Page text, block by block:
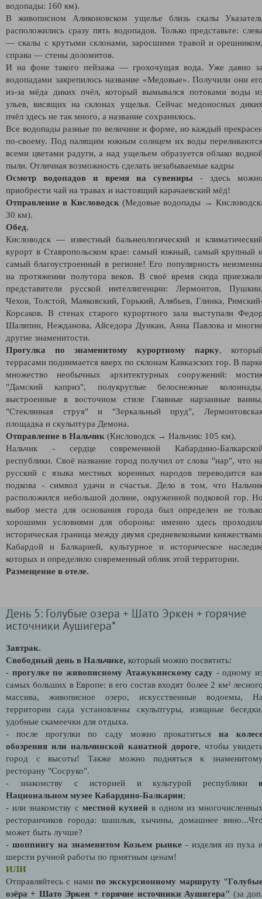
водопады: 160 км).
В живописном Аликоновском ущелье близь скалы
расположились сразу пять водопадов. Только представьте:
— скалы с крутыми склонами, заросшими травой и
справа — стены доломитов.
И на фоне такого пейзажа — грохочущая вода. Уже давно
водопадами закрепилось название «Медовые». Получили они
из-за мёда диких пчёл, который вымывался потоками воды
ульев, висящих на склонах ущелья. Сейчас медоносных
пчёл здесь не так много, а название сохранилось.
Все водопады разные по величине и форме, но каждый
по-своему. Под палящим южным солнцем их воды
всеми цветами радуги, а над ущельем образуется облако
пыли. Отличная возможность сделать незабываемые кадры
Осмотр водопадов и время на сувениры - здесь
приобрести чай на травах и настоящий карачаевский мёд!
Отправление в Кисловодск (Медовые водопады →
30 км).
Обед.
Кисловодск — известный бальнеологический и
курорт в Ставропольском крае: самый южный, самый крупный
самый благоустроенный в регионе! Его популярность
на протяжении полутора веков. В своё время сюда
представители русской интеллигенции: Лермонтов,
Чехов, Толстой, Маяковский, Горький, Алябьев, Глинка,
Корсаков. В стенах старого курортного зала выступали
Шаляпин, Нежданова, Айседора Дункан, Анна Павлова и
другие знаменитости.
Прогулка по знаменитому курортному парку,
террасами поднимается вверх по склонам Кавказских гор. В
множество необычных архитектурных сооружений:
"Дамский каприз", полукруглые белоснежные
выстроенные в восточном стиле Главные нарзанные
"Стеклянная струя" и "Зеркальный пруд",
площадка и скульптура Демона.
Отправление в Нальчик (Кисловодск → Нальчик: 105 км).
Нальчик - сердце современной Кабардино-
республики. Своё название город получил от слова "нар", что
русский с языка местных коренных народов переводится
подкова - символ удачи и счастья. Дело в том, что
расположился небольшой долине, окруженной подковой гор.
выбор места для основания города был определен не
хорошими условиями для обороны: именно здесь
историческая граница между двумя средневековыми
Кабардой и Балкарией, культурное и историческое
которых и определило современный облик этой территории.
Размещение в отеле.
День 5: Голубые озера + Шато Эркен + горячие
источники Аушигера*
Завтрак.
Свободный день в Нальчике, который можно посвятить:
- прогулке по живописному Атажукинскому саду - одному
самых больших в Европе: в его состав входят более 2 км²
массива, живописное озеро, искусственные водоемы,
территории сада установлены скульптуры, изящные
удобные скамеечки для отдыха.
- после прогулки по саду можно прокатиться на
обозрения или нальчинской канатной дороге, чтобы
город с высоты! Также можно подняться к
ресторану "Сосруко".
- знакомству с историей и культурой республики
Национальном музее Кабардино-Балкарии;
- или знакомству с местной кухней в одном из
ресторанчиков города: шашлык, хычины, домашнее
может быть лучше?
- шоппингу на знаменитом Козьем рынке - изделия из пуха
шерсти ручной работы по приятным ценам!
ИЛИ
Отправляйтесь с намипо экскурсионному маршруту
озёра + Шато Эркен + горячие источники Аушигера" (за